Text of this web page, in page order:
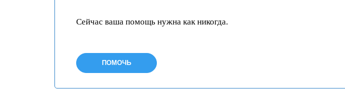
Сейчас ваша помощь нужна как никогда.
ПОМОЧЬ